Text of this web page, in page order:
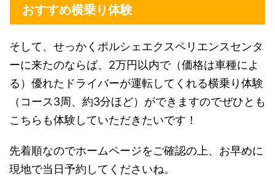
おすすめ横乗り体験
そして、せっかくポルシェエクスペリエンスセンタ
ーに来たのならば、2万円以内で（価格は車種によ
る）優れたドライバーが運転してくれる横乗り体験
（コース3周、約3分ほど）ができますのでぜひとも
こちらも体験していただきたいです！
先着順なのでホームページをご確認の上、お早めに
現地で当日予約してくださいね。